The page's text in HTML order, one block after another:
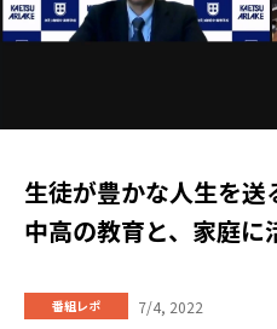
生徒が豊かな人生を
中高の教育と、家庭に
番組レポ 7/4, 2022